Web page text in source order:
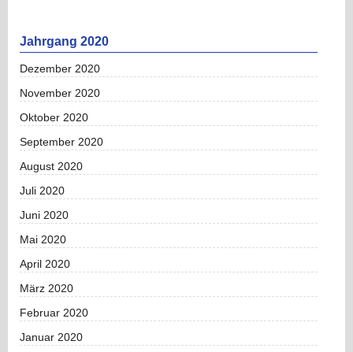
Jahrgang 2020
Dezember 2020
November 2020
Oktober 2020
September 2020
August 2020
Juli 2020
Juni 2020
Mai 2020
April 2020
März 2020
Februar 2020
Januar 2020